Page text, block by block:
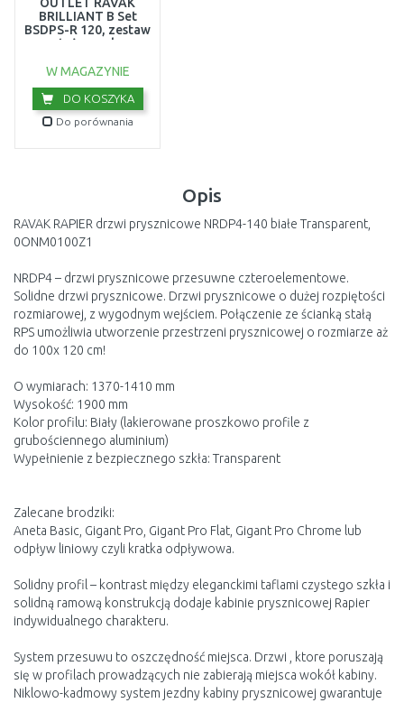
BRILLIANT B Set
BSDPS-R 120, zestaw
montażowy chrom
USZKODZONE OPA
W MAGAZYNIE
DO KOSZYKA
Do porównania
Opis
RAVAK RAPIER drzwi prysznicowe NRDP4-140 białe Transparent,
0ONM0100Z1
NRDP4 – drzwi prysznicowe przesuwne czteroelementowe.
Solidne drzwi prysznicowe. Drzwi prysznicowe o dużej rozpiętości
rozmiarowej, z wygodnym wejściem. Połączenie ze ścianką stałą
RPS umożliwia utworzenie przestrzeni prysznicowej o rozmiarze aż
do 100x 120 cm!
O wymiarach: 1370-1410 mm
Wysokość: 1900 mm
Kolor profilu: Biały (lakierowane proszkowo profile z
grubościennego aluminium)
Wypełnienie z bezpiecznego szkła: Transparent
Zalecane brodziki:
Aneta Basic, Gigant Pro, Gigant Pro Flat, Gigant Pro Chrome lub
odpływ liniowy czyli kratka odpływowa.
Solidny profil – kontrast między eleganckimi taflami czystego szkła i
solidną ramową konstrukcją dodaje kabinie prysznicowej Rapier
indywidualnego charakteru.
System przesuwu to oszczędność miejsca. Drzwi , ktore poruszają
się w profilach prowadzących nie zabierają miejsca wokół kabiny.
Niklowo-kadmowy system jezdny kabiny prysznicowej gwarantuje